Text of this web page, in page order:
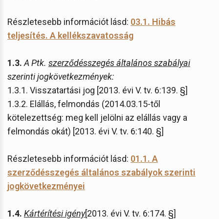
Részletesebb információt lásd: 03.1. Hibás
teljesítés. A kellékszavatosság
1.3. A Ptk. szerződésszegés általános szabályai
szerinti jogkövetkezmények:
1.3.1. Visszatartási jog [2013. évi V. tv. 6:139. §]
1.3.2. Elállás, felmondás (2014.03.15-től
kötelezettség: meg kell jelölni az elállás vagy a
felmondás okát) [2013. évi V. tv. 6:140. §]
Részletesebb információt lásd: 01.1. A
szerződésszegés általános szabályok szerinti
jogkövetkezményei
1.4. Kártérítési igény[2013. évi V. tv. 6:174. §]